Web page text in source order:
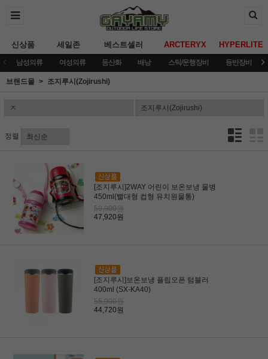
신상품 세일존 베스트셀러 ARCTERYX HYPERLITE
남성의류 여성의류 등산화 배낭 스틱/운행장비 등반장비
브랜드몰 조지루시(Zojirushi)
정렬
[조지루시]2WAY 어린이 보온보냉 물병
450ml(빨대형 컵형 유치원물통)
59,900원
47,920원
[조지루시]보온보냉 플립오픈 텀블러
400ml (SX-KA40)
55,900원
44,720원